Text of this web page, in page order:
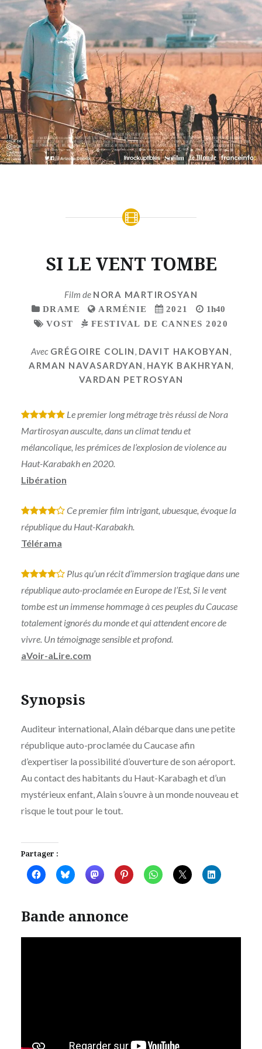
SI LE VENT TOMBE
Film de NORA MARTIROSYAN
DRAME ARMÉNIE 2021
1h40
VOST
FESTIVAL DE CANNES 2020
Avec GRÉGOIRE COLIN, DAVIT HAKOBYAN,
ARMAN NAVASARDYAN, HAYK BAKHRYAN,
VARDAN PETROSYAN
* * * * *Le premier long métrage très réussi de Nora
Martirosyan ausculte, dans un climat tendu et
mélancolique, les prémices de l’explosion de violence au
Haut-Karabakh en 2020.
Libération
* * * *
Ce premier film intrigant, ubuesque, évoque la
république du Haut-Karabakh.
Télérama
* * * *
Plus qu’un récit d’immersion tragique dans une
république auto-proclamée en Europe de l’Est, Si le vent
tombe est un immense hommage à ces peuples du Caucase
totalement ignorés du monde et qui attendent encore de
vivre. Un témoignage sensible et profond.
aVoir-aLire.com
Synopsis
Auditeur international, Alain débarque dans une petite
république auto-proclamée du Caucase afin
d’expertiser la possibilité d’ouverture de son aéroport.
Au contact des habitants du Haut-Karabagh et d’un
mystérieux enfant, Alain s’ouvre à un monde nouveau et
risque le tout pour le tout.
Partager :
Bande annonce